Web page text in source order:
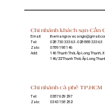
Chi nhánh khách sạn Cần
Email:
Tel:
Zalo:
Add:
028 730 333 63 - 028 888 333 63
0789 198 146
146 Thạnh Thới, Ấp Long Thạnh,
146/22 Thạnh Thới, Ấp Long
Chi nhánh cà phê TP.HCM
Tel:
Zalo:
0387 629 297
0343 158 252